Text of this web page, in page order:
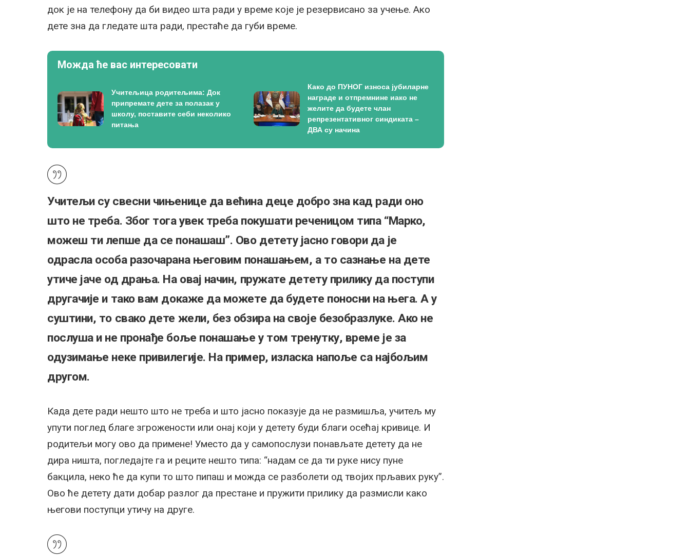
док је на телефону да би видео шта ради у време које је резервисано за учење. Ако
дете зна да гледате шта ради, престаће да губи време.
Можда ће вас интересовати
Учитељица родитељима: Док
припремате дете за полазак у
школу, поставите себи неколико
питања
Како до ПУНОГ износа јубиларне
награде и отпремнине иако не
желите да будете члан
репрезентативног синдиката –
ДВА су начина
Учитељи су свесни чињенице да већина деце добро зна кад ради оно
што не треба. Због тога увек треба покушати реченицом типа “Марко,
можеш ти лепше да се понашаш”. Ово детету јасно говори да је
одрасла особа разочарана његовим понашањем, а то сазнање на дете
утиче јаче од драња. На овај начин, пружате детету прилику да поступи
другачије и тако вам докаже да можете да будете поносни на њега. А у
суштини, то свако дете жели, без обзира на своје безобразлуке. Ако не
послуша и не пронађе боље понашање у том тренутку, време је за
одузимање неке привилегије. На пример, изласка напоље са најбољим
другом.
Када дете ради нешто што не треба и што јасно показује да не размишља, учитељ му
упути поглед благе згрожености или онај који у детету буди благи осећај кривице. И
родитељи могу ово да примене! Уместо да у самопослузи понављате детету да не
дира ништа, погледајте га и реците нешто типа: “надам се да ти руке нису пуне
бакцила, неко ће да купи то што пипаш и можда се разболети од твојих прљавих руку”.
Ово ће детету дати добар разлог да престане и пружити прилику да размисли како
његови поступци утичу на друге.